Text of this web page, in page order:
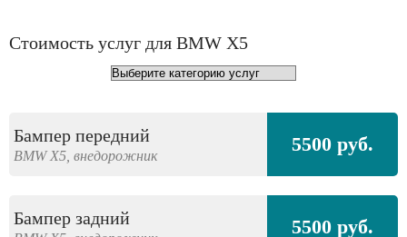
Стоимость услуг для BMW X5
Бампер передний
BMWX5, внедорожник 5500 руб.
Бампер задний 5500 руб.